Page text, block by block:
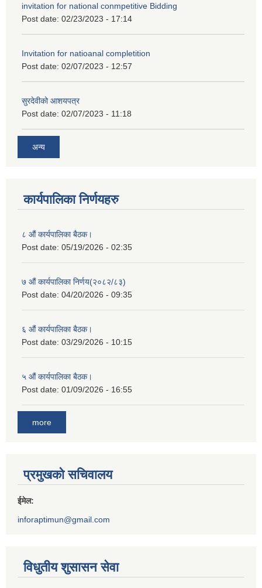
invitation for national conmpetitive Bidding
Post date: 02/23/2023 - 17:14
Invitation for natioanal completition
Post date: 02/07/2023 - 12:57
सुरदेवीको आशयपत्र
Post date: 02/07/2023 - 11:18
अन्य
कार्यपालिका निर्णयहरु
८ औं कार्यपालिका बैठक।
Post date: 05/19/2026 - 02:35
७ औं कार्यपालिका निर्णय(२०८२/८३)
Post date: 04/20/2026 - 09:35
६ औं कार्यपालिका बैठक।
Post date: 03/29/2026 - 10:15
५ औं कार्यपालिका बैठक।
Post date: 01/09/2026 - 16:55
more
प्रमुखको सचिवालय
ईमेल:
inforaptimun@gmail.com
विधुतीय शुसासन सेवा